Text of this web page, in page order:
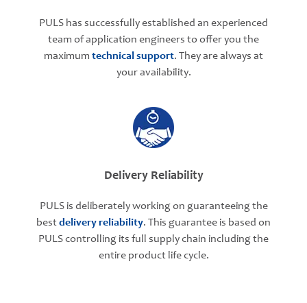
PULS has successfully established an experienced
team of application engineers to offer you the
maximum technical support. They are always at
your availability.
Delivery Reliability
PULS is deliberately working on guaranteeing the
bestdelivery reliability. This guarantee is based on
PULS controlling its full supply chain including the
entire product life cycle.